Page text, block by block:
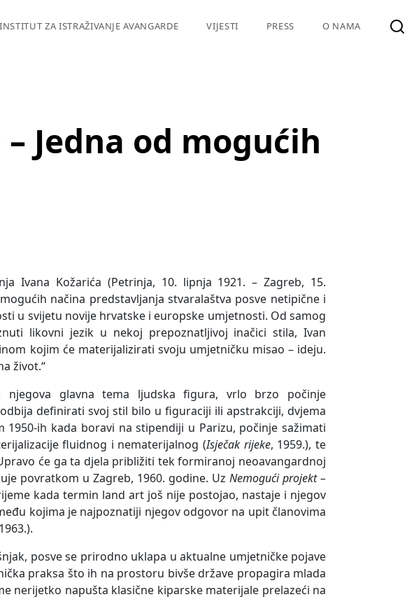
INSTITUT ZA ISTRAŽIVANJE AVANGARDE VIJESTI PRESS O NAMA
Jedna od mogućih
Ivana Kožarića (Petrinja, 10. lipnja 1921. – Zagreb, 15.
načina predstavljanja stvaralaštva posve netipične i
u svijetu novije hrvatske i europske umjetnosti. Od samog
likovni jezik u nekoj prepoznatljivoj inačici stila, Ivan
kojim će materijalizirati svoju umjetničku misao – ideju.
život.“
glavna tema ljudska figura, vrlo brzo počinje
definirati svoj stil bilo u figuraciji ili apstrakciji, dvjema
ih kada boravi na stipendiji u Parizu, počinje sažimati
fluidnog i nematerijalnog (Isječak rijeke, 1959.), te
će ga ta djela približiti tek formiranoj neoavangardnoj
povratkom u Zagreb, 1960. godine. Uz Nemogući projekt –
kada termin land art još nije postojao, nastaje i njegov
kojima je najpoznatiji njegov odgovor na upit članovima
posve se prirodno uklapa u aktualne umjetničke pojave
praksa što ih na prostoru bivše države propagira mlada
nerijetko napušta klasične kiparske materijale prelazeći na